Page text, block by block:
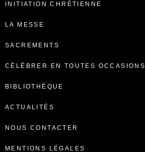
INITIATION CHRÉTIENNE
LA MESSE
SACREMENTS
CÉLÉBRER EN TOUTES OCCASIONS
BIBLIOTHÈQUE
ACTUALITÉS
NOUS CONTACTER
MENTIONS LÉGALES